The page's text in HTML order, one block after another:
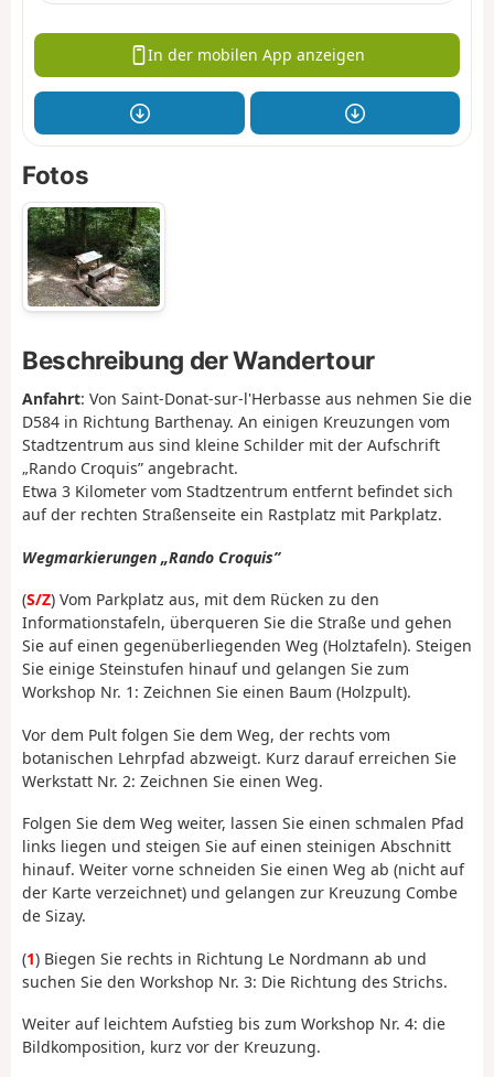
In der mobilen App anzeigen
Fotos
Beschreibung der Wandertour
Anfahrt: Von Saint-Donat-sur-l'Herbasse aus nehmen Sie die
D584 in Richtung Barthenay. An einigen Kreuzungen vom
Stadtzentrum aus sind kleine Schilder mit der Aufschrift
„Rando Croquis” angebracht.
Etwa 3 Kilometer vom Stadtzentrum entfernt befindet sich
auf der rechten Straßenseite ein Rastplatz mit Parkplatz.
Wegmarkierungen „Rando Croquis”
(S/Z) Vom Parkplatz aus, mit dem Rücken zu den
Informationstafeln, überqueren Sie die Straße und gehen
Sie auf einen gegenüberliegenden Weg (Holztafeln). Steigen
Sie einige Steinstufen hinauf und gelangen Sie zum
Workshop Nr. 1: Zeichnen Sie einen Baum (Holzpult).
Vor dem Pult folgen Sie dem Weg, der rechts vom
botanischen Lehrpfad abzweigt. Kurz darauf erreichen Sie
Werkstatt Nr. 2: Zeichnen Sie einen Weg.
Folgen Sie dem Weg weiter, lassen Sie einen schmalen Pfad
links liegen und steigen Sie auf einen steinigen Abschnitt
hinauf. Weiter vorne schneiden Sie einen Weg ab (nicht auf
der Karte verzeichnet) und gelangen zur Kreuzung Combe
de Sizay.
(1) Biegen Sie rechts in Richtung Le Nordmann ab und
suchen Sie den Workshop Nr. 3: Die Richtung des Strichs.
Weiter auf leichtem Aufstieg bis zum Workshop Nr. 4: die
Bildkomposition, kurz vor der Kreuzung.